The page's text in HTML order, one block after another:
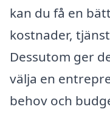
kan du få en
kostnader,
Dessutom ger
välja en
behov och